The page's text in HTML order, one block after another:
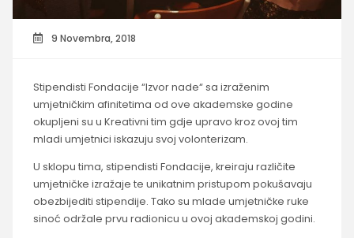
9 Novembra, 2018
Stipendisti Fondacije “Izvor nade“ sa izraženim
umjetničkim afinitetima od ove akademske godine
okupljeni su u Kreativni tim gdje upravo kroz ovoj tim
mladi umjetnici iskazuju svoj volonterizam.
U sklopu tima, stipendisti Fondacije, kreiraju različite
umjetničke izražaje te unikatnim pristupom pokušavaju
obezbijediti stipendije. Tako su mlade umjetničke ruke
sinoć održale prvu radionicu u ovoj akademskoj godini.